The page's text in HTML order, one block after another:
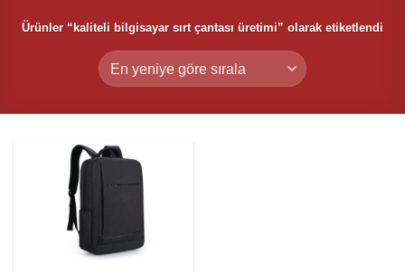
Ürünler “kaliteli bilgisayar sırt çantası üretimi” olarak etiketlendi